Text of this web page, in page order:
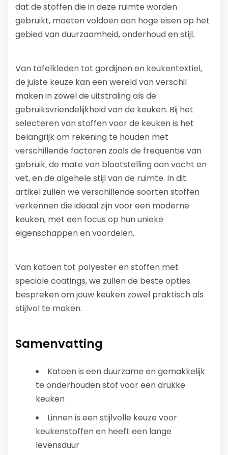
dat de stoffen die in deze ruimte worden
gebruikt, moeten voldoen aan hoge eisen op het
gebied van duurzaamheid, onderhoud en stijl.
Van tafelkleden tot gordijnen en keukentextiel,
de juiste keuze kan een wereld van verschil
maken in zowel de uitstraling als de
gebruiksvriendelijkheid van de keuken. Bij het
selecteren van stoffen voor de keuken is het
belangrijk om rekening te houden met
verschillende factoren zoals de frequentie van
gebruik, de mate van blootstelling aan vocht en
vet, en de algehele stijl van de ruimte. In dit
artikel zullen we verschillende soorten stoffen
verkennen die ideaal zijn voor een moderne
keuken, met een focus op hun unieke
eigenschappen en voordelen.
Van katoen tot polyester en stoffen met
speciale coatings, we zullen de beste opties
bespreken om jouw keuken zowel praktisch als
stijlvol te maken.
Samenvatting
Katoen is een duurzame en gemakkelijk
te onderhouden stof voor een drukke
keuken
Linnen is een stijlvolle keuze voor
keukenstoffen en heeft een lange
levensduur